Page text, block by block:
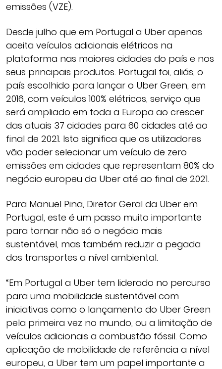
emissões (VZE).
Desde julho que em Portugal a Uber apenas
aceita veículos adicionais elétricos na
plataforma nas maiores cidades do país e nos
seus principais produtos. Portugal foi, aliás, o
país escolhido para lançar o Uber Green, em
2016, com veículos 100% elétricos, serviço que
será ampliado em toda a Europa ao crescer
das atuais 37 cidades para 60 cidades até ao
final de 2021. Isto significa que os utilizadores
vão poder selecionar um veículo de zero
emissões em cidades que representam 80% do
negócio europeu da Uber até ao final de 2021.
Para Manuel Pina, Diretor Geral da Uber em
Portugal, este é um passo muito importante
para tornar não só o negócio mais
sustentável, mas também reduzir a pegada
dos transportes a nível ambiental.
“Em Portugal a Uber tem liderado no percurso
para uma mobilidade sustentável com
iniciativas como o lançamento do Uber Green
pela primeira vez no mundo, ou a limitação de
veículos adicionais a combustão fóssil. Como
aplicação de mobilidade de referência a nível
europeu, a Uber tem um papel importante a